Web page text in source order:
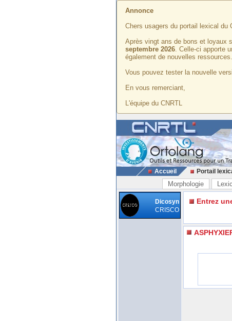
Annonce
Chers usagers du portail lexical du
Après vingt ans de bons et loyaux
septembre 2026. Celle-ci apporte
également de nouvelles ressources.
Vous pouvez tester la nouvelle
En vous remerciant,
L'équipe du CNRTL
Accueil Portail
Morphologie
Dicosyn
CRISCO
Entrez